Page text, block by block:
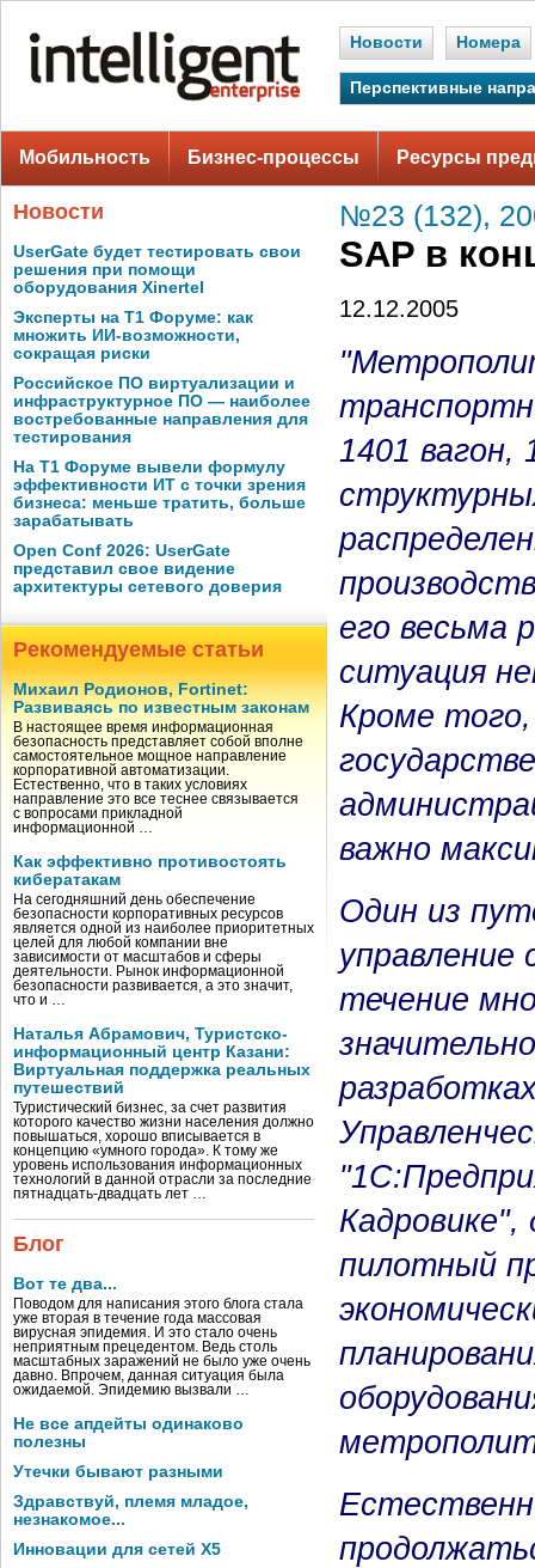
Новости Номера
Перспективные
Мобильность Бизнес-процессы Ресурсы
Новости
UserGate будет тестировать свои
решения при помощи
оборудования Xinertel
Эксперты на Т1 Форуме: как
множить ИИ-возможности,
сокращая риски
Российское ПО виртуализации и
инфраструктурное ПО — наиболее
востребованные направления для
тестирования
На Т1 Форуме вывели формулу
эффективности ИТ с точки зрения
бизнеса: меньше тратить, больше
зарабатывать
Open Conf 2026: UserGate
представил свое видение
архитектуры сетевого доверия
Рекомендуемые статьи
Михаил Родионов, Fortinet:
Развиваясь по известным законам
В настоящее время информационная
безопасность представляет собой вполне
самостоятельное мощное направление
корпоративной автоматизации.
Естественно, что в таких условиях
направление это все теснее связывается
с вопросами прикладной
информационной …
Как эффективно противостоять
кибератакам
На сегодняшний день обеспечение
безопасности корпоративных ресурсов
является одной из наиболее приоритетных
целей для любой компании вне
зависимости от масштабов и сферы
деятельности. Рынок информационной
безопасности развивается, а это значит,
что и …
Наталья Абрамович, Туристско-
информационный центр Казани:
Виртуальная поддержка реальных
путешествий
Туристический бизнес, за счет развития
которого качество жизни населения должно
повышаться, хорошо вписывается в
концепцию «умного города». К тому же
уровень использования информационных
технологий в данной отрасли за последние
пятнадцать-двадцать лет …
Блог
Вот те два...
Поводом для написания этого блога стала
уже вторая в течение года массовая
вирусная эпидемия. И это стало очень
неприятным прецедентом. Ведь столь
масштабных заражений не было уже очень
давно. Впрочем, данная ситуация была
ожидаемой. Эпидемию вызвали …
Не все апдейты одинаково
полезны
Утечки бывают разными
Здравствуй, племя младое,
незнакомое...
Инновации для сетей X5
№23 (132),
SAP в
12.12.2005
1401 вагон,
его весьма
ситуация
Кроме
важно
Один из
течение
Кадровике",
пилотный